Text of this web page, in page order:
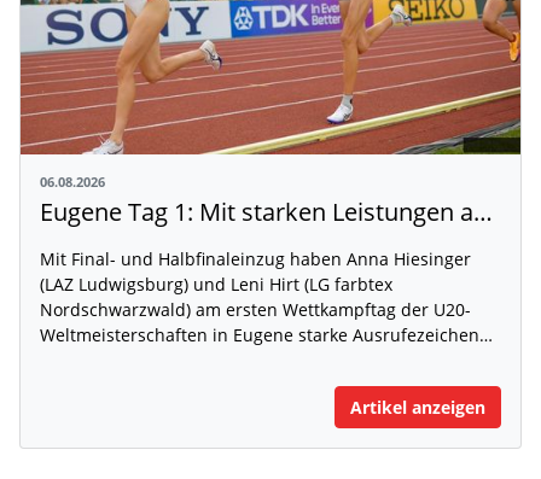
06.08.2026
Eugene Tag 1: Mit starken Leistungen auf der WM-Bühne
Mit Final- und Halbfinaleinzug haben Anna Hiesinger
(LAZ Ludwigsburg) und Leni Hirt (LG farbtex
Nordschwarzwald) am ersten Wettkampftag der U20-
Weltmeisterschaften in Eugene starke Ausrufezeichen…
Artikel anzeigen